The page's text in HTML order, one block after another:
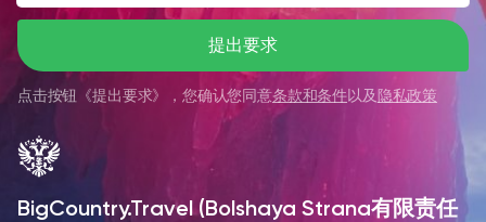
提出要求
点击按钮《提出要求》，您确认您同意条款和条件以及 隐私政策
BigCountry.Travel (Bolshaya Strana有限责任